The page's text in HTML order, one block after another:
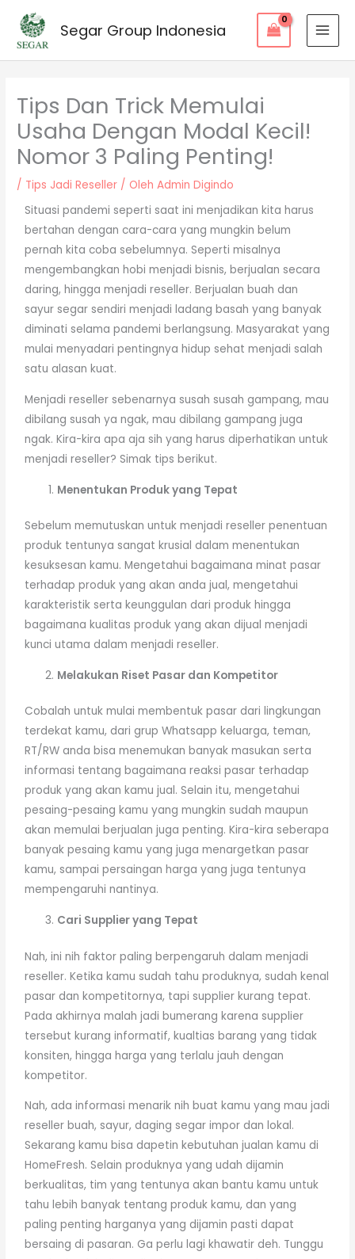
Segar Group Indonesia
Tips Dan Trick Memulai
Usaha Dengan Modal Kecil!
Nomor 3 Paling Penting!
/ Tips Jadi Reseller / OlehAdmin Digindo
Situasi pandemi seperti saat ini menjadikan kita harus
bertahan dengan cara-cara yang mungkin belum
pernah kita coba sebelumnya. Seperti misalnya
mengembangkan hobi menjadi bisnis, berjualan secara
daring, hingga menjadi reseller. Berjualan buah dan
sayur segar sendiri menjadi ladang basah yang banyak
diminati selama pandemi berlangsung. Masyarakat yang
mulai menyadari pentingnya hidup sehat menjadi salah
satu alasan kuat.
Menjadi reseller sebenarnya susah susah gampang, mau
dibilang susah ya ngak, mau dibilang gampang juga
ngak. Kira-kira apa aja sih yang harus diperhatikan untuk
menjadi reseller? Simak tips berikut.
Menentukan Produk yang Tepat
Sebelum memutuskan untuk menjadi reseller penentuan
produk tentunya sangat krusial dalam menentukan
kesuksesan kamu. Mengetahui bagaimana minat pasar
terhadap produk yang akan anda jual, mengetahui
karakteristik serta keunggulan dari produk hingga
bagaimana kualitas produk yang akan dijual menjadi
kunci utama dalam menjadi reseller.
Melakukan Riset Pasar dan Kompetitor
Cobalah untuk mulai membentuk pasar dari lingkungan
terdekat kamu, dari grup Whatsapp keluarga, teman,
RT/RW anda bisa menemukan banyak masukan serta
informasi tentang bagaimana reaksi pasar terhadap
produk yang akan kamu jual. Selain itu, mengetahui
pesaing-pesaing kamu yang mungkin sudah maupun
akan memulai berjualan juga penting. Kira-kira seberapa
banyak pesaing kamu yang juga menargetkan pasar
kamu, sampai persaingan harga yang juga tentunya
mempengaruhi nantinya.
Cari Supplier yang Tepat
Nah, ini nih faktor paling berpengaruh dalam menjadi
reseller. Ketika kamu sudah tahu produknya, sudah kenal
pasar dan kompetitornya, tapi supplier kurang tepat.
Pada akhirnya malah jadi bumerang karena supplier
tersebut kurang informatif, kualtias barang yang tidak
konsiten, hingga harga yang terlalu jauh dengan
kompetitor.
Nah, ada informasi menarik nih buat kamu yang mau jadi
reseller buah, sayur, daging segar impor dan lokal.
Sekarang kamu bisa dapetin kebutuhan jualan kamu di
HomeFresh. Selain produknya yang udah dijamin
berkualitas, tim yang tentunya akan bantu kamu untuk
tahu lebih banyak tentang produk kamu, dan yang
paling penting harganya yang dijamin pasti dapat
bersaing di pasaran. Ga perlu lagi khawatir deh. Tunggu